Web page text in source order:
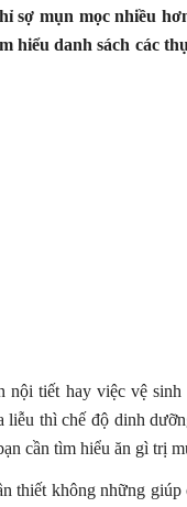
sợ mụn mọc nhiều
hiểu danh sách các
nội tiết hay việc vệ
liễu thì chế độ dinh
cần tìm hiểu ăn gì trị
thiết không những giúp